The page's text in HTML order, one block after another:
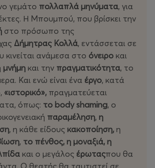
γεμάτο πολλαπλά μηνύματα, για
Η Μπουμπού, που βρίσκει την
στο πρόσωπο της
Δήμητρας Κολλά, εντάσσεται σε
ανάμεσα στο όνειρο και
μνήμη και την πραγματικότητα, το
Και ενώ είναι ένα έργο, κατά
«ιστορικό», πραγματεύεται
όπως: το body shaming, ο
παραμέληση, η
, η κάθε είδους κακοποίηση, η
, το πένθος, η μοναξιά, η
και ο μεγάλος έρωταςπου θα